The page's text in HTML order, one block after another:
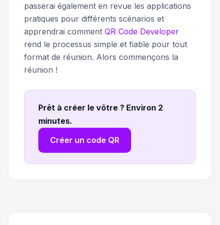
passerai également en revue les applications
pratiques pour différents scénarios et
apprendrai comment QR Code Developer
rend le processus simple et fiable pour tout
format de réunion. Alors commençons la
réunion !
Prêt à créer le vôtre ? Environ 2
minutes.
Créer un code QR